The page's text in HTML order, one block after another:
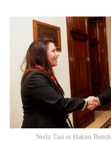
Neila Tazi et Hakim